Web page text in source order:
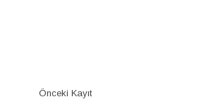
Önceki Kayıt